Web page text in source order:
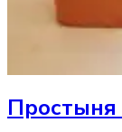
Простыня